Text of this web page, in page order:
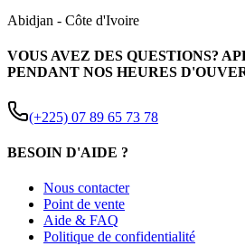
Abidjan - Côte d'Ivoire
VOUS AVEZ DES QUESTIONS?
PENDANT NOS HEURES
(+225) 07 89 65 73 78
BESOIN D'AIDE ?
Nous contacter
Point de vente
Aide & FAQ
Politique de confidentialité